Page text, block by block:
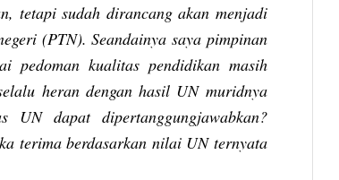
tetapi sudah dirancang akan menjadi
(PTN). Seandainya saya pimpinan
pedoman kualitas pendidikan masih
heran dengan hasil UN muridnya
UN dapat dipertanggungjawabkan?
terima berdasarkan nilai UN ternyata